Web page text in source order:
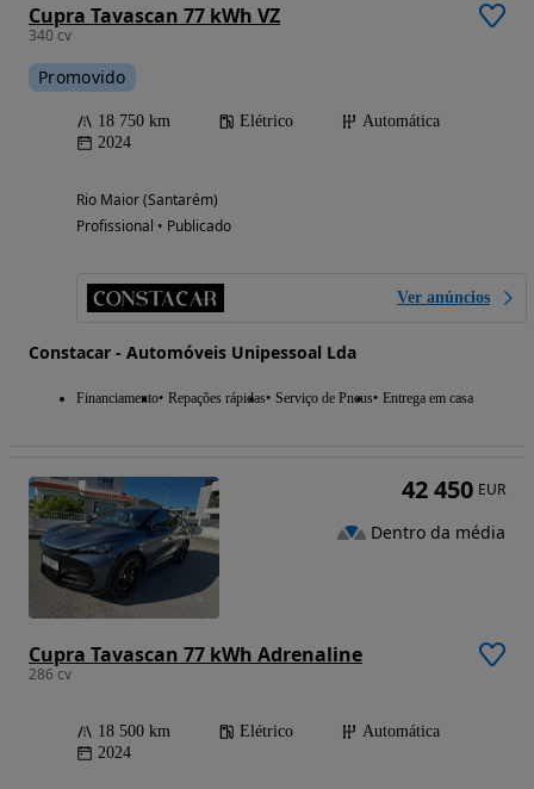
Cupra Tavascan 77 kWh VZ
340 cv
Promovido
18 750 km Elétrico
Automática
2024
Rio Maior (Santarém)
Profissional • Publicado
Ver anúncios
Constacar - Automóveis Unipessoal Lda
Financiamento Repações rápidas Serviço de Pneus Entrega em casa
Cupra Tavascan 77 kWh Adrenaline
286 cv
18 500 km Elétrico
Automática
2024
42 450 EUR
Dentro da média